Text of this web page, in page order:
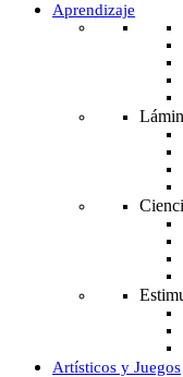
Aprendizaje
Artísticos y Juegos